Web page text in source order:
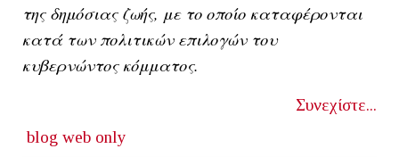
της δημόσιας ζωής, με το οποίο καταφέρονται
κατά των πολιτικών επιλογών του
κυβερνώντος κόμματος.
Συνεχίστε...
blog web only